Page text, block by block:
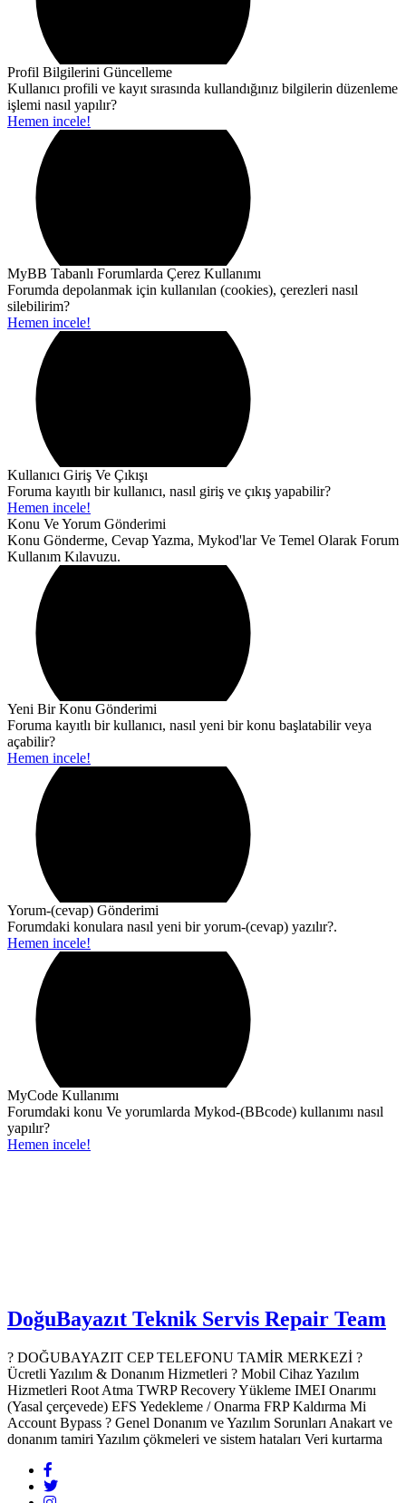
Profil Bilgilerini Güncelleme
Kullanıcı profili ve kayıt sırasında kullandığınız bilgilerin düzenleme
işlemi nasıl yapılır?
Hemen incele!
MyBB Tabanlı Forumlarda Çerez Kullanımı
Forumda depolanmak için kullanılan (cookies), çerezleri nasıl
silebilirim?
Hemen incele!
Kullanıcı Giriş Ve Çıkışı
Foruma kayıtlı bir kullanıcı, nasıl giriş ve çıkış yapabilir?
Hemen incele!
Konu Ve Yorum Gönderimi
Konu Gönderme, Cevap Yazma, Mykod'lar Ve Temel Olarak Forum
Kullanım Kılavuzu.
Yeni Bir Konu Gönderimi
Foruma kayıtlı bir kullanıcı, nasıl yeni bir konu başlatabilir veya
açabilir?
Hemen incele!
Yorum-(cevap) Gönderimi
Forumdaki konulara nasıl yeni bir yorum-(cevap) yazılır?.
Hemen incele!
MyCode Kullanımı
Forumdaki konu Ve yorumlarda Mykod-(BBcode) kullanımı nasıl
yapılır?
Hemen incele!
DoğuBayazıt Teknik Servis Repair Team
? DOĞUBAYAZIT CEP TELEFONU TAMİR MERKEZİ ?️
Ücretli Yazılım & Donanım Hizmetleri ? Mobil Cihaz Yazılım
Hizmetleri Root Atma TWRP Recovery Yükleme IMEI Onarımı
(Yasal çerçevede) EFS Yedekleme / Onarma FRP Kaldırma Mi
Account Bypass ? Genel Donanım ve Yazılım Sorunları Anakart ve
donanım tamiri Yazılım çökmeleri ve sistem hataları Veri kurtarma